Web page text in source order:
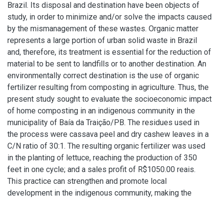
Brazil. Its disposal and destination have been objects of
study, in order to minimize and/or solve the impacts caused
by the mismanagement of these wastes. Organic matter
represents a large portion of urban solid waste in Brazil
and, therefore, its treatment is essential for the reduction of
material to be sent to landfills or to another destination. An
environmentally correct destination is the use of organic
fertilizer resulting from composting in agriculture. Thus, the
present study sought to evaluate the socioeconomic impact
of home composting in an indigenous community in the
municipality of Baía da Traição/PB. The residues used in
the process were cassava peel and dry cashew leaves in a
C/N ratio of 30:1. The resulting organic fertilizer was used
in the planting of lettuce, reaching the production of 350
feet in one cycle; and a sales profit of R$1050.00 reais.
This practice can strengthen and promote local
development in the indigenous community, making the